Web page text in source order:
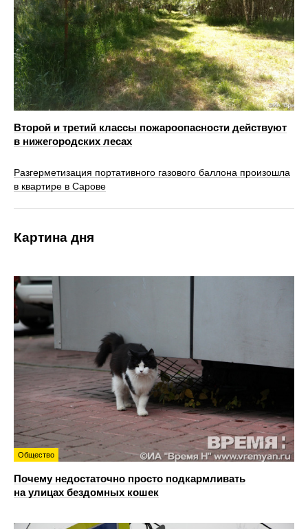
Второй и третий классы пожароопасности действуют
в нижегородских лесах
Разгерметизация портативного газового баллона произошла
в квартире в Сарове
Картина дня
Общество
Почему недостаточно просто подкармливать
на улицах бездомных кошек